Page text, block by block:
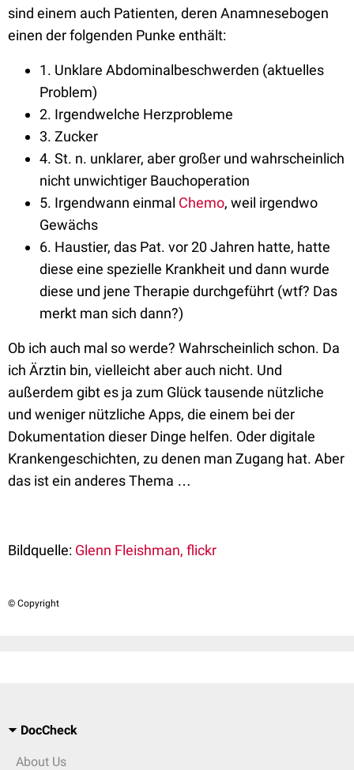
sind einem auch Patienten, deren Anamnesebogen
einen der folgenden Punke enthält:
1. Unklare Abdominalbeschwerden (aktuelles
Problem)
2. Irgendwelche Herzprobleme
3. Zucker
4. St. n. unklarer, aber großer und wahrscheinlich
nicht unwichtiger Bauchoperation
5. Irgendwann einmal Chemo, weil irgendwo
Gewächs
6. Haustier, das Pat. vor 20 Jahren hatte, hatte
diese eine spezielle Krankheit und dann wurde
diese und jene Therapie durchgeführt (wtf? Das
merkt man sich dann?)
Ob ich auch mal so werde? Wahrscheinlich schon. Da
ich Ärztin bin, vielleicht aber auch nicht. Und
außerdem gibt es ja zum Glück tausende nützliche
und weniger nützliche Apps, die einem bei der
Dokumentation dieser Dinge helfen. Oder digitale
Krankengeschichten, zu denen man Zugang hat. Aber
das ist ein anderes Thema …
Bildquelle: Glenn Fleishman, flickr
© Copyright
DocCheck
About Us